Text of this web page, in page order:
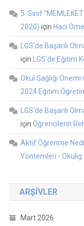
5. Sınıf
2020) için Hacı
LGS’de Başarılı
için LGS'de Eğitim
Okul Sağlığı
2024 Eğitim
LGS’de Başarılı
için Öğrencilerin
Aktif Öğrenme
Yöntemleri - Okulig
ARŞIVLER
Mart 2026